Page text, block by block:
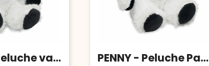
MANNY - Peluche vache PENNY - Peluche Panda